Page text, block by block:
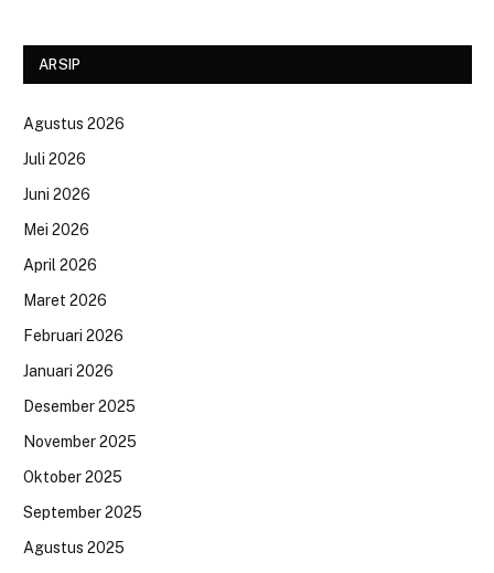
ARSIP
Agustus 2026
Juli 2026
Juni 2026
Mei 2026
April 2026
Maret 2026
Februari 2026
Januari 2026
Desember 2025
November 2025
Oktober 2025
September 2025
Agustus 2025